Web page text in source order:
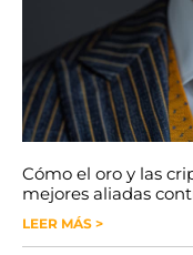
Cómo el oro y las
mejores aliadas
LEER MÁS >